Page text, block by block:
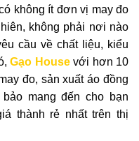
không ít đơn vị may đo
không phải nơi nào
cầu về chất liệu, kiểu
Gạo House với hơn 10
đo, sản xuất áo đồng
mang đến cho bạn
thành rẻ nhất trên thị